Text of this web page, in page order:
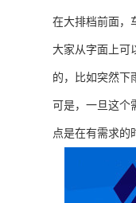
在大排档前面，
大家从字面上可
的，比如突然下
可是，一旦这个
点是在有需求的